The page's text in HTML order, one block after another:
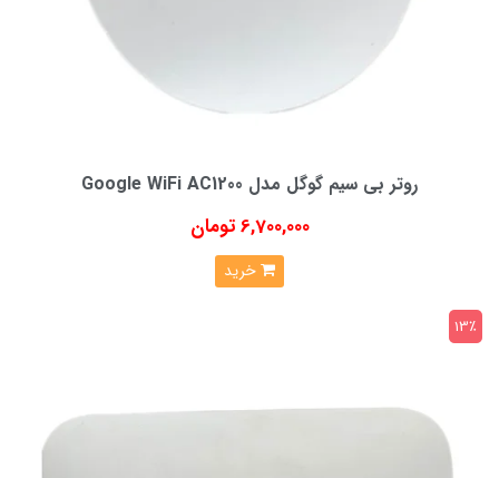
روتر بی سیم گوگل مدل Google WiFi AC1200
6,700,000 تومان
13٪